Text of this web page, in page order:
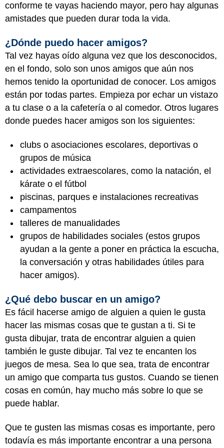
conforme te vayas haciendo mayor, pero hay algunas
amistades que pueden durar toda la vida.
¿Dónde puedo hacer amigos?
Tal vez hayas oído alguna vez que los desconocidos,
en el fondo, solo son unos amigos que aún nos
hemos tenido la oportunidad de conocer. Los amigos
están por todas partes. Empieza por echar un vistazo
a tu clase o a la cafetería o al comedor. Otros lugares
donde puedes hacer amigos son los siguientes:
clubs o asociaciones escolares, deportivas o
grupos de música
actividades extraescolares, como la natación, el
kárate o el fútbol
piscinas, parques e instalaciones recreativas
campamentos
talleres de manualidades
grupos de habilidades sociales (estos grupos
ayudan a la gente a poner en práctica la escucha,
la conversación y otras habilidades útiles para
hacer amigos).
¿Qué debo buscar en un amigo?
Es fácil hacerse amigo de alguien a quien le gusta
hacer las mismas cosas que te gustan a ti. Si te
gusta dibujar, trata de encontrar alguien a quien
también le guste dibujar. Tal vez te encanten los
juegos de mesa. Sea lo que sea, trata de encontrar
un amigo que comparta tus gustos. Cuando se tienen
cosas en común, hay mucho más sobre lo que se
puede hablar.
Que te gusten las mismas cosas es importante, pero
todavía es más importante encontrar a una persona